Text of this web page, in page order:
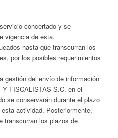
concertado y se
vigencia de esta.
hasta que transcurran los
por los posibles requerimientos
gestión del envío de información
FISCALISTAS S.C. en el
se conservarán durante el plazo
actividad. Posteriormente,
transcurran los plazos de